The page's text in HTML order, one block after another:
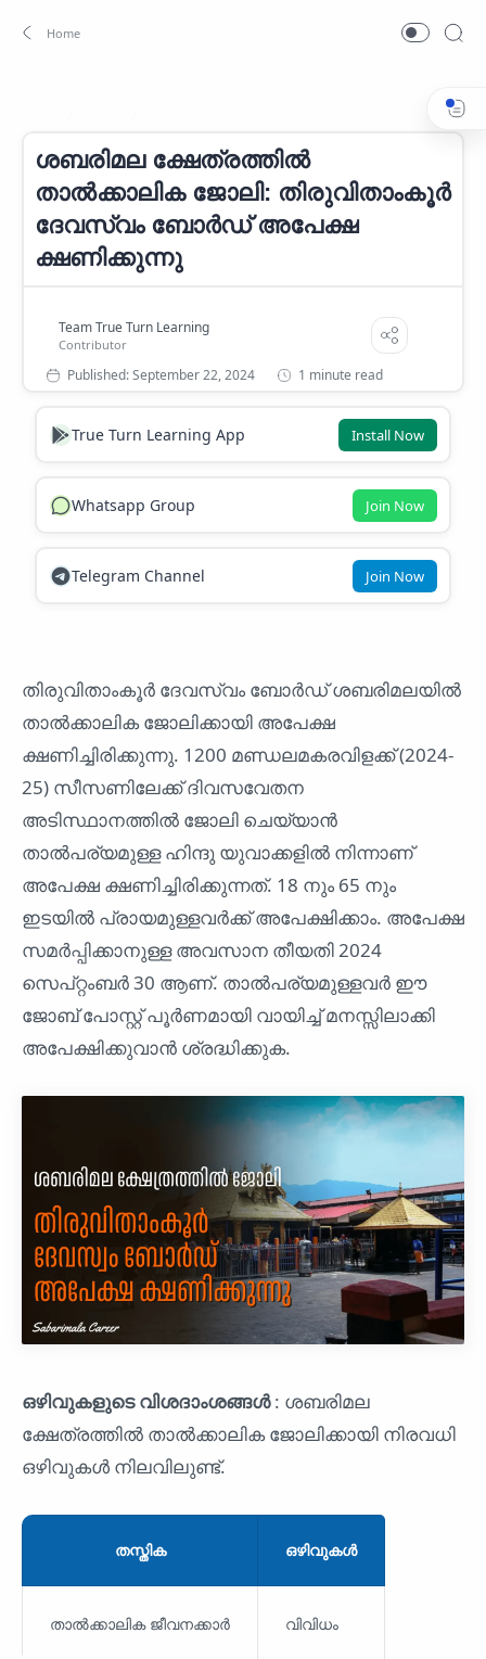
ശബരിമല ക്ഷേത്രത്തിൽ
താൽക്കാലിക ജോലി: തിരുവിതാംകൂർ
ദേവസ്വം ബോർഡ് അപേക്ഷ
ക്ഷണിക്കുന്നു
1 minute read
True Turn Learning App Install Now
Whatsapp Group Join Now
Telegram Channel Join Now
തിരുവിതാംകൂർ ദേവസ്വം ബോർഡ് ശബരിമലയിൽ
താൽക്കാലിക ജോലിക്കായി അപേക്ഷ
ക്ഷണിച്ചിരിക്കുന്നു. 1200 മണ്ഡലമകരവിളക്ക് (2024-
25) സീസണിലേക്ക് ദിവസവേതന
അടിസ്ഥാനത്തിൽ ജോലി ചെയ്യാൻ
താൽപര്യമുള്ള ഹിന്ദു യുവാക്കളിൽ നിന്നാണ്
അപേക്ഷ ക്ഷണിച്ചിരിക്കുന്നത്. 18 നും 65 നും
ഇടയിൽ പ്രായമുള്ളവർക്ക് അപേക്ഷിക്കാം. അപേക്ഷ
സമർപ്പിക്കാനുള്ള അവസാന തീയതി 2024
സെപ്റ്റംബർ 30 ആണ്. താൽപര്യമുള്ളവർ ഈ
ജോബ് പോസ്റ്റ് പൂർണമായി വായിച്ച് മനസ്സിലാക്കി
അപേക്ഷിക്കുവാൻ ശ്രദ്ധിക്കുക.
ഒഴിവുകളുടെ വിശദാംശങ്ങൾ: ശബരിമല
ക്ഷേത്രത്തിൽ താൽക്കാലിക ജോലിക്കായി നിരവധി
ഒഴിവുകൾ നിലവിലുണ്ട്.
തസ്തിക ഒഴിവുകൾ
താൽക്കാലിക ജീവനക്കാർ വിവിധം